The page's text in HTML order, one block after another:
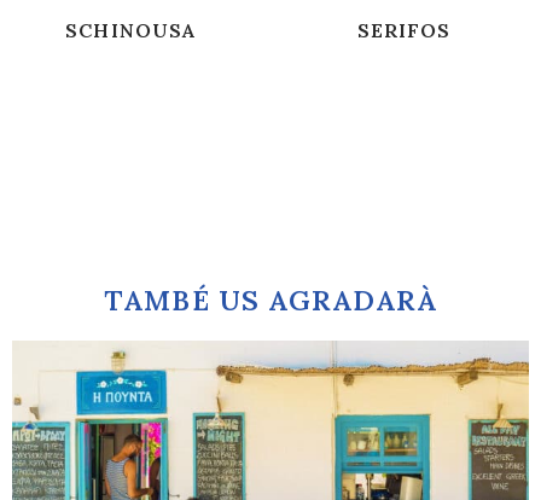
SCHINOUSA SERIFOS
TAMBÉ US AGRADARÀ